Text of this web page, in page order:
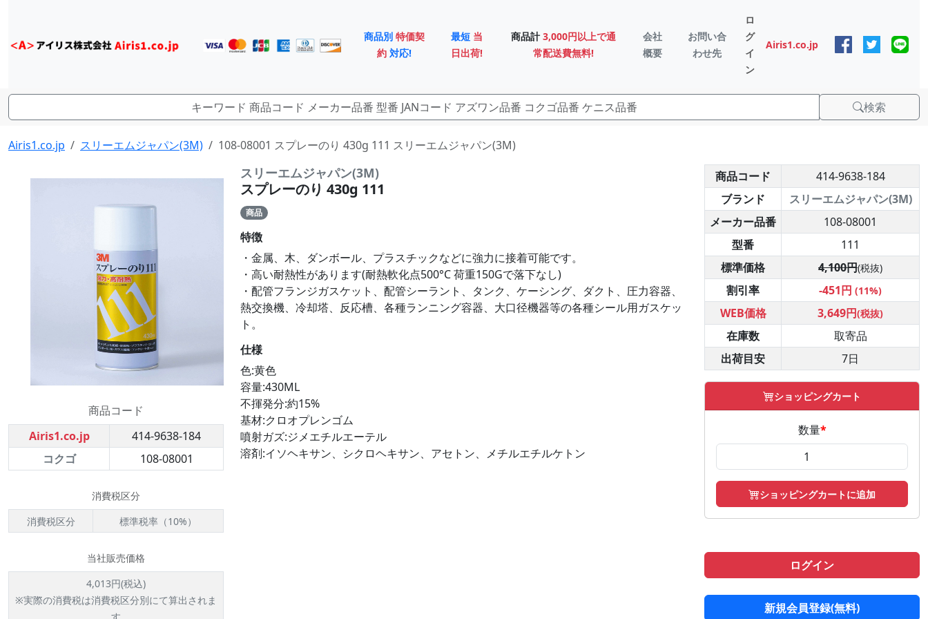
商品別 特価契
約 対応!
最短 当
日出荷!
商品計 3,000円以上で通
常配送費無料!
会社
概要
お問い合
わせ先
ロ
グ
イ
ン
Airis1.co.jp
検索
Airis1.co.jp スリーエムジャパン(3M) 108-08001 スプレーのり 430g 111 スリーエムジャパン(3M)
商品コード
Airis1.co.jp
414-9638-184
コクゴ
108-08001
消費税区分
消費税区分
標準税率（10%）
当社販売価格
4,013円(税込)
※実際の消費税は消費税区分別にて算出されま
スリーエムジャパン(3M)
スプレーのり 430g 111
商品
特徴
・金属、木、ダンボール、プラスチックなどに強力に接着可能です。
・高い耐熱性があります(耐熱軟化点500°C 荷重150Gで落下なし)
・配管フランジガスケット、配管シーラント、タンク、ケーシング、ダクト、圧力容器、
熱交換機、冷却塔、反応槽、各種ランニング容器、大口径機器等の各種シール用ガスケッ
ト。
仕様
色:黄色
容量:430ML
不揮発分:約15%
基材:クロオプレンゴム
噴射ガズ:ジメエチルエーテル
溶剤:イソヘキサン、シクロヘキサン、アセトン、メチルエチルケトン
商品コード
414-9638-184
ブランド
スリーエムジャパン(3M)
メーカー品番
108-08001
型番
111
標準価格
4,100円(税抜)
割引率 -451円 (11%)
WEB価格 3,649円(税抜)
在庫数
取寄品
出荷目安
7日
ショッピングカート
数量*
ショッピングカートに追加
ログイン
新規会員登録(無料)